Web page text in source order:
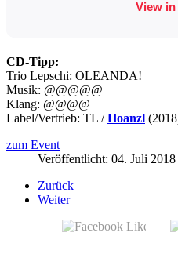
CD-Tipp:
Trio Lepschi: OLEANDA!
Musik: @@@@@
Klang: @@@@
Label/Vertrieb: TL /Hoanzl
zum Event
Veröffentlicht: 04. Juli 2018
Zurück
Weiter